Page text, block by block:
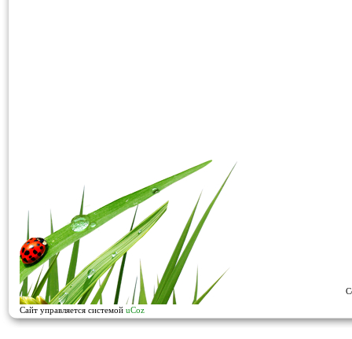
Сайт управляется системой uCoz